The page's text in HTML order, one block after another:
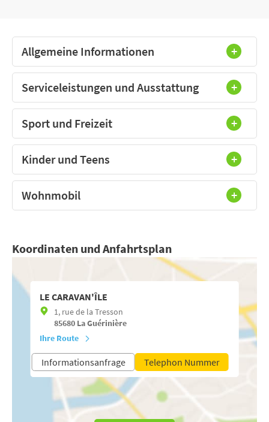
Allgemeine Informationen
Serviceleistungen und Ausstattung
Sport und Freizeit
Kinder und Teens
Wohnmobil
Koordinaten und Anfahrtsplan
LE CARAVAN'ÎLE
1, rue de la Tresson
85680 La Guérinière
Ihre Route
Informationsanfrage Telephon Nummer